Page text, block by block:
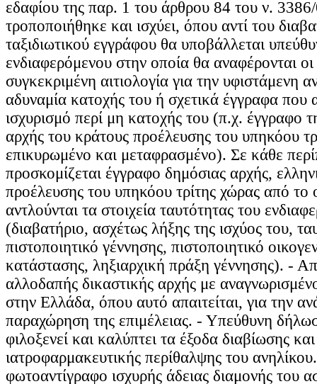
εδαφίου της παρ. 1 του άρθρου 84 του ν.
τροποποιήθηκε και ισχύει, όπου αντί του
ταξιδιωτικού εγγράφου θα υποβάλλεται
ενδιαφερόμενου στην οποία θα αναφέρονται οι
συγκεκριμένη αιτιολογία για την υφιστάμενη
αδυναμία κατοχής του ή σχετικά έγγραφα που
ισχυρισμό περί μη κατοχής του (π.χ. έγγραφο
αρχής του κράτους προέλευσης του υπηκόου
επικυρωμένο και μεταφρασμένο). Σε κάθε
προσκομίζεται έγγραφο δημόσιας αρχής,
προέλευσης του υπηκόου τρίτης χώρας από το
αντλούνται τα στοιχεία ταυτότητας του
(διαβατήριο, ασχέτως λήξης της ισχύος του,
πιστοποιητικό γέννησης, πιστοποιητικό
κατάστασης, ληξιαρχική πράξη γέννησης). -
αλλοδαπής δικαστικής αρχής με
στην Ελλάδα, όπου αυτό απαιτείται, για την
παραχώρηση της επιμέλειας. - Υπεύθυνη
φιλοξενεί και καλύπτει τα έξοδα διαβίωσης και
ιατροφαρμακευτικής περίθαλψης του
φωτοαντίγραφο ισχυρής άδειας διαμονής του